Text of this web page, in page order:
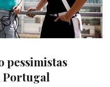
pessimistas
Portugal